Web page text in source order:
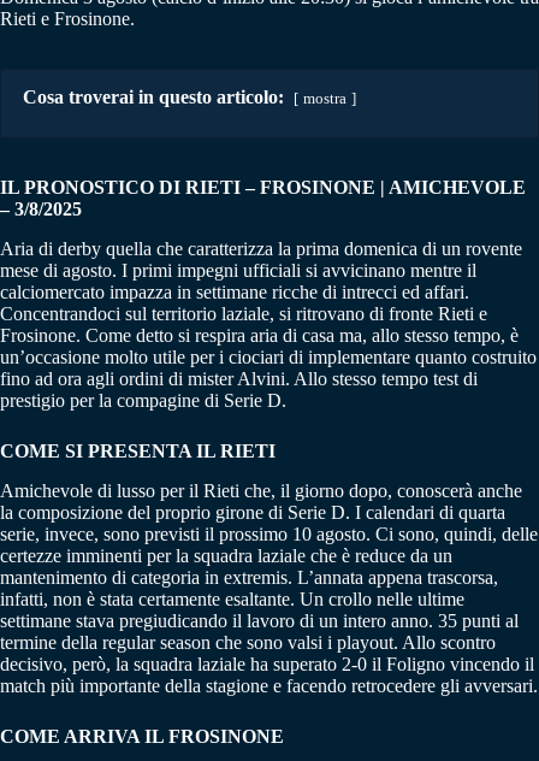
Rieti e Frosinone.
Cosa troverai in questo articolo: mostra
IL PRONOSTICO DI RIETI – FROSINONE | AMICHEVOLE
– 3/8/2025
Aria di derby quella che caratterizza la prima domenica di un rovente
mese di agosto. I primi impegni ufficiali si avvicinano mentre il
calciomercato impazza in settimane ricche di intrecci ed affari.
Concentrandoci sul territorio laziale, si ritrovano di fronte Rieti e
Frosinone. Come detto si respira aria di casa ma, allo stesso tempo, è
un’occasione molto utile per i ciociari di implementare quanto costruito
fino ad ora agli ordini di mister Alvini. Allo stesso tempo test di
prestigio per la compagine di Serie D.
COME SI PRESENTA IL RIETI
Amichevole di lusso per il Rieti che, il giorno dopo, conoscerà anche
la composizione del proprio girone di Serie D. I calendari di quarta
serie, invece, sono previsti il prossimo 10 agosto. Ci sono, quindi, delle
certezze imminenti per la squadra laziale che è reduce da un
mantenimento di categoria in extremis. L’annata appena trascorsa,
infatti, non è stata certamente esaltante. Un crollo nelle ultime
settimane stava pregiudicando il lavoro di un intero anno. 35 punti al
termine della regular season che sono valsi i playout. Allo scontro
decisivo, però, la squadra laziale ha superato 2-0 il Foligno vincendo il
match più importante della stagione e facendo retrocedere gli avversari.
COME ARRIVA IL FROSINONE